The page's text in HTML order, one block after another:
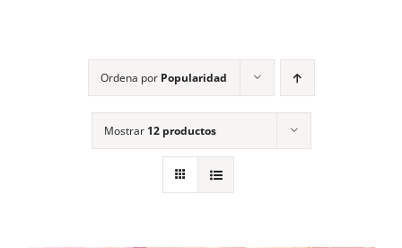
Ordena por Popularidad
Mostrar 12 productos